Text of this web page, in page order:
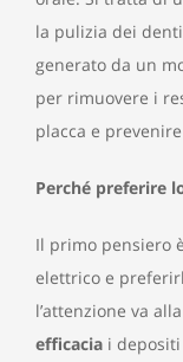
la pulizia dei
generato da un
per rimuovere i
placca e
Perché preferire
Il primo pensiero
elettrico e
l’attenzione va
efficacia i